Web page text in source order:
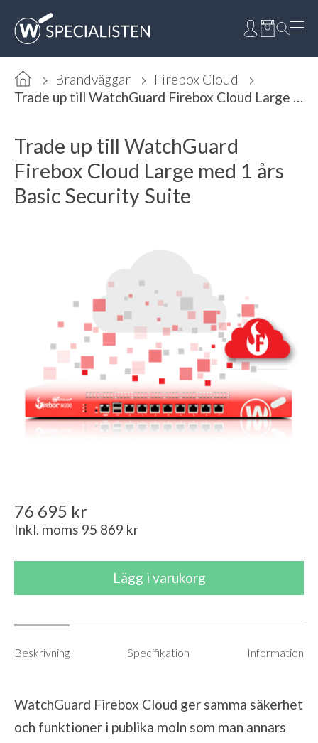
Brandväggar
Firebox Cloud
Trade up till WatchGuard Firebox Cloud Large med 1 års Basic Security Suite
Trade up till WatchGuard
Firebox Cloud Large med 1 års
Basic Security Suite
76 695 kr
Inkl. moms 95 869 kr
Beskrivning Specifikation Information
WatchGuard Firebox Cloud ger samma säkerhet
och funktioner i publika moln som man annars